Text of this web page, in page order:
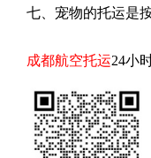
七、宠物的托运是
成都航空托运24小